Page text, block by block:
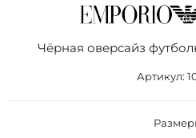
Чёрная оверсайз
Артикул: